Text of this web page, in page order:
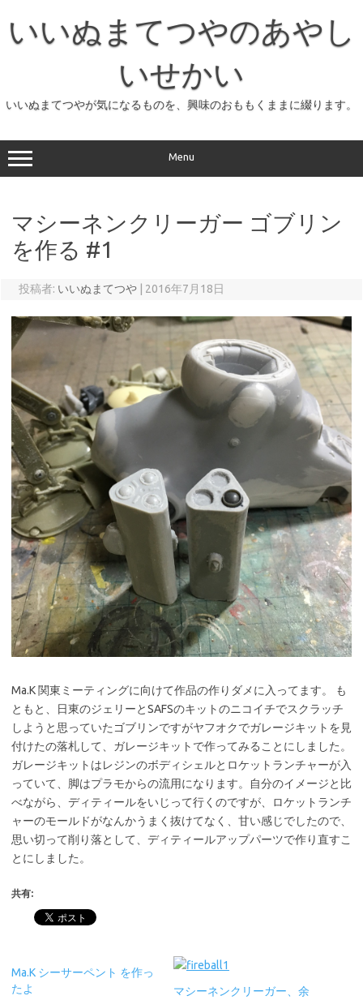
プ
いいぬまてつやのあやし
いせかい
いいぬまてつやが気になるものを、興味のおももくままに綴ります。
Menu
マシーネンクリーガー ゴブリン
を作る #1
投稿者: いいぬまてつや 2016年7月18日
Ma.K 関東ミーティングに向けて作品の作りダメに入ってます。 も
ともと、日東のジェリーとSAFSのキットのニコイチでスクラッチ
しようと思っていたゴブリンですがヤフオクでガレージキットを見
付けたの落札して、ガレージキットで作ってみることにしました。
ガレージキットはレジンのボディシェルとロケットランチャーが入
っていて、脚はプラモからの流用になります。自分のイメージと比
べながら、ディティールをいじって行くのですが、ロケットランチ
ャーのモールドがなんかうまく抜けてなく、甘い感じでしたので、
思い切って削り落として、ディティールアップパーツで作り直すこ
とにしました。
共有:
Ma.K シーサーペント を作っ
たよ
マシーネンクリーガー、余